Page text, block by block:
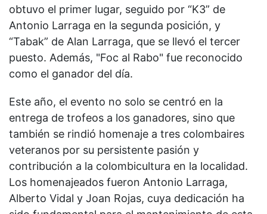
obtuvo el primer lugar, seguido por “K3” de
Antonio Larraga en la segunda posición, y
“Tabak” de Alan Larraga, que se llevó el tercer
puesto. Además, "Foc al Rabo" fue reconocido
como el ganador del día.
Este año, el evento no solo se centró en la
entrega de trofeos a los ganadores, sino que
también se rindió homenaje a tres colombaires
veteranos por su persistente pasión y
contribución a la colombicultura en la localidad.
Los homenajeados fueron Antonio Larraga,
Alberto Vidal y Joan Rojas, cuya dedicación ha